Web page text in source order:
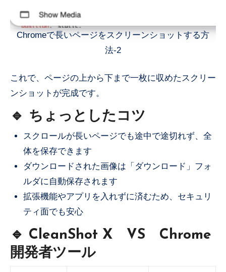
Chromeで長いページをスクリーンショットする方
法-2
これで、ページの上から下まで一枚に収めたスクリー
ンショットが完成です。
🔹 ちょっとしたコツ
スクロールが長いページでも途中で途切れず、全
体を保存できます
ダウンロードされた画像は「ダウンロード」フォ
ルダに自動保存されます
拡張機能やアプリを入れずに済むため、セキュリ
ティ面でも安心
🔹 CleanShot X VS Chrome
開発者ツール